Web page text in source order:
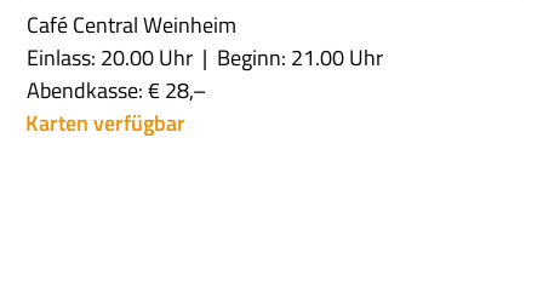
Café Central Weinheim
Einlass: 20.00 Uhr
Beginn: 21.00 Uhr
Abendkasse: € 28,–
Karten verfügbar